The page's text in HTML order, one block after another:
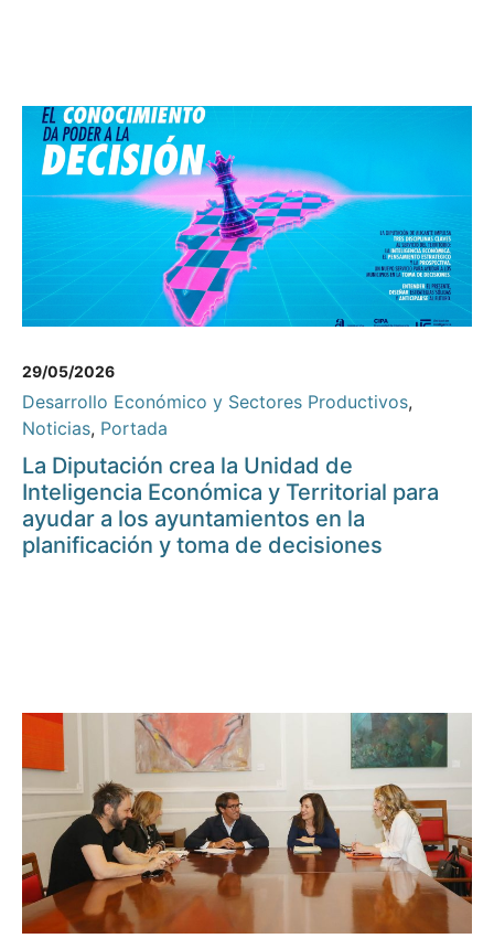
29/05/2026
Desarrollo Económico y Sectores Productivos,
Noticias, Portada
La Diputación crea la Unidad de
Inteligencia Económica y Territorial para
ayudar a los ayuntamientos en la
planificación y toma de decisiones